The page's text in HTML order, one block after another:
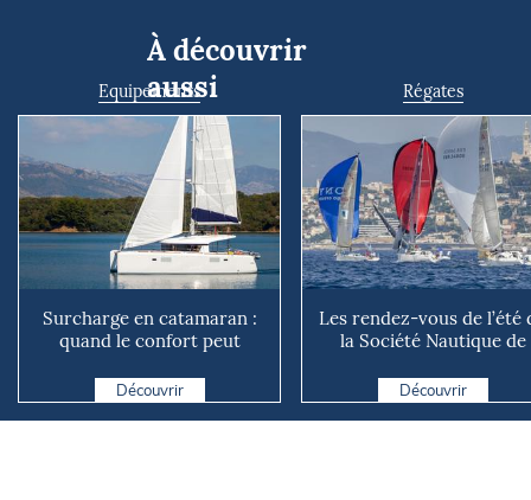
À découvrir
aussi
Equipements
Surcharge en catamaran :
quand le confort peut
Découvrir
Régates
Les rendez-vous de l’été
la Société Nautique de
Découvrir